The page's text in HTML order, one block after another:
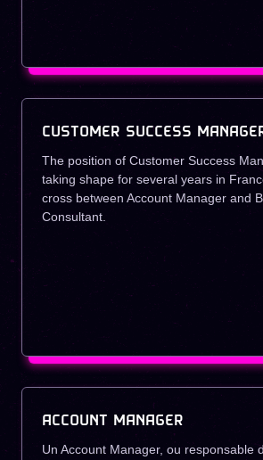
CUSTOMER SUCCESS
The position of Customer Success
taking shape for several years in
cross between Account Manager and
Consultant.
ACCOUNT MANAGER
Un Account Manager, ou responsable